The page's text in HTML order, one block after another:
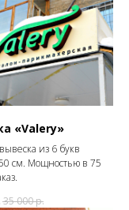
«Valery»
из 6 букв
см. Мощностью в 75
35 000р.